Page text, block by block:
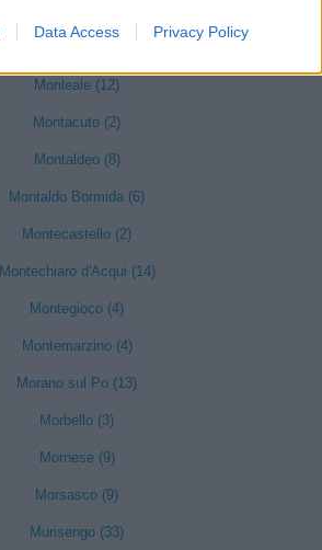
Data Access Privacy Policy
Monleale (12)
Montacuto (2)
Montaldeo (8)
Montaldo Bormida (6)
Montecastello (2)
Montechiaro d'Acqui (14)
Montegioco (4)
Montemarzino (4)
Morano sul Po (13)
Morbello (3)
Mornese (9)
Morsasco (9)
Murisengo (33)